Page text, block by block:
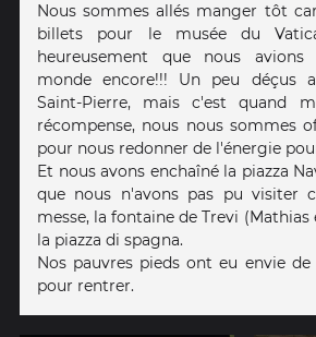
Nous sommes allés manger tôt
billets pour le musée du
heureusement que nous
monde encore!!! Un peu déçus
Saint-Pierre, mais c'est quand
récompense, nous nous sommes
pour nous redonner de l'énergie
Et nous avons enchaîné la piazza
que nous n'avons pas pu visiter
messe, la fontaine de Trevi
la piazza di spagna.
Nos pauvres pieds ont eu envie
pour rentrer.